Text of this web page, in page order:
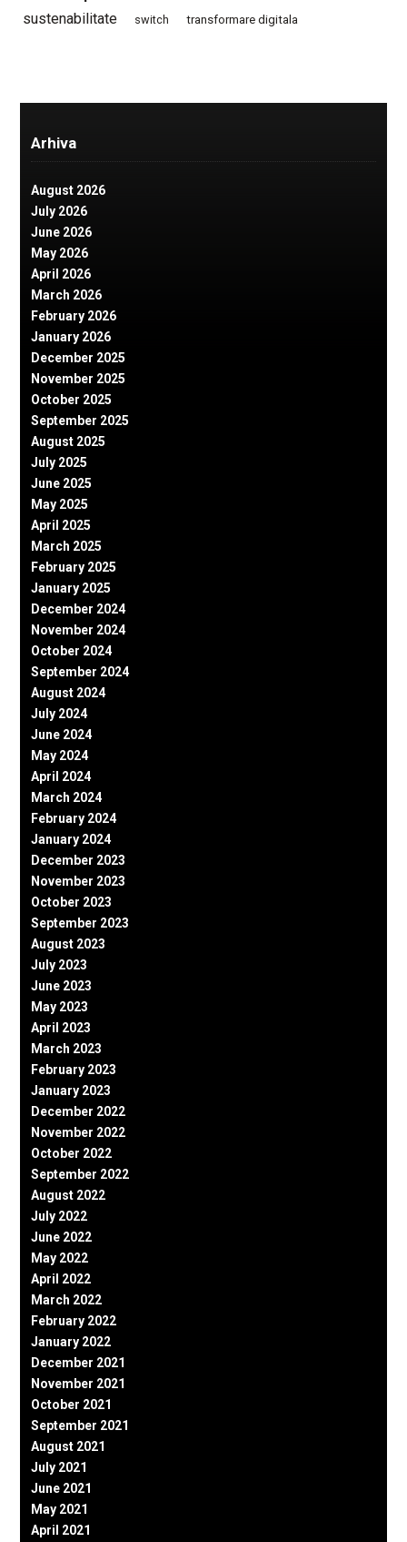
sustenabilitate switch transformare digitala
Arhiva
August 2026
July 2026
June 2026
May 2026
April 2026
March 2026
February 2026
January 2026
December 2025
November 2025
October 2025
September 2025
August 2025
July 2025
June 2025
May 2025
April 2025
March 2025
February 2025
January 2025
December 2024
November 2024
October 2024
September 2024
August 2024
July 2024
June 2024
May 2024
April 2024
March 2024
February 2024
January 2024
December 2023
November 2023
October 2023
September 2023
August 2023
July 2023
June 2023
May 2023
April 2023
March 2023
February 2023
January 2023
December 2022
November 2022
October 2022
September 2022
August 2022
July 2022
June 2022
May 2022
April 2022
March 2022
February 2022
January 2022
December 2021
November 2021
October 2021
September 2021
August 2021
July 2021
June 2021
May 2021
April 2021